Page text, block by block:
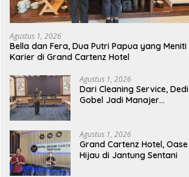
Agustus 1, 2026
Bella dan Fera, Dua Putri Papua yang Meniti
Karier di Grand Cartenz Hotel
Agustus 1, 2026
Dari Cleaning Service, Dedi
Gobel Jadi Manajer
Agustus 1, 2026
Grand Cartenz Hotel, Oase
Hijau di Jantung Sentani